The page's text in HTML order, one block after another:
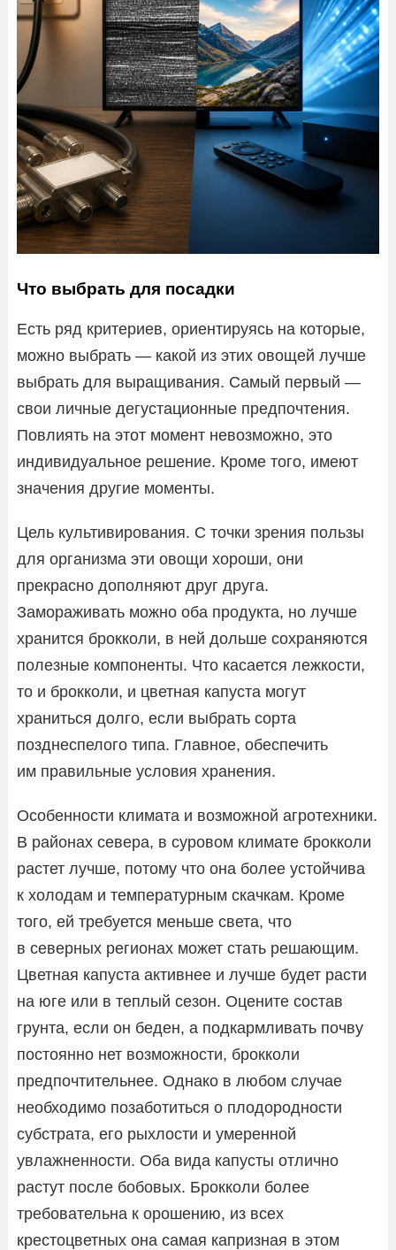
Что выбрать для посадки
Есть ряд критериев, ориентируясь на которые,
можно выбрать — какой из этих овощей лучше
выбрать для выращивания. Самый первый —
свои личные дегустационные предпочтения.
Повлиять на этот момент невозможно, это
индивидуальное решение. Кроме того, имеют
значения другие моменты.
Цель культивирования. С точки зрения пользы
для организма эти овощи хороши, они
прекрасно дополняют друг друга.
Замораживать можно оба продукта, но лучше
хранится брокколи, в ней дольше сохраняются
полезные компоненты. Что касается лежкости,
то и брокколи, и цветная капуста могут
храниться долго, если выбрать сорта
позднеспелого типа. Главное, обеспечить
им правильные условия хранения.
Особенности климата и возможной агротехники.
В районах севера, в суровом климате брокколи
растет лучше, потому что она более устойчива
к холодам и температурным скачкам. Кроме
того, ей требуется меньше света, что
в северных регионах может стать решающим.
Цветная капуста активнее и лучше будет расти
на юге или в теплый сезон. Оцените состав
грунта, если он беден, а подкармливать почву
постоянно нет возможности, брокколи
предпочтительнее. Однако в любом случае
необходимо позаботиться о плодородности
субстрата, его рыхлости и умеренной
увлажненности. Оба вида капусты отлично
растут после бобовых. Брокколи более
требовательна к орошению, из всех
крестоцветных она самая капризная в этом